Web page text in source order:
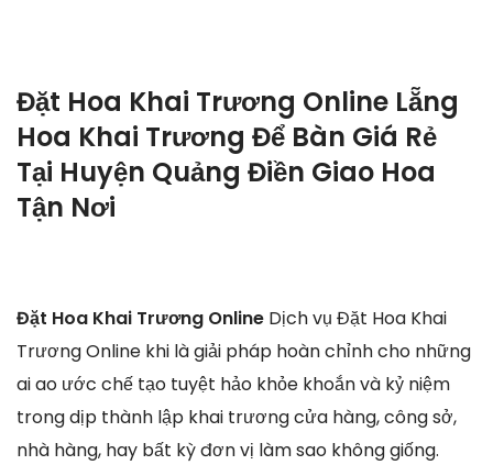
Đặt Hoa Khai Trương Online Lẵng
Hoa Khai Trương Để Bàn Giá Rẻ
Tại Huyện Quảng Điền Giao Hoa
Tận Nơi
Đặt Hoa Khai Trương Online Dịch vụ Đặt Hoa Khai
Trương Online khi là giải pháp hoàn chỉnh cho những
ai ao ước chế tạo tuyệt hảo khỏe khoắn và kỷ niệm
trong dịp thành lập khai trương cửa hàng, công sở,
nhà hàng, hay bất kỳ đơn vị làm sao không giống.